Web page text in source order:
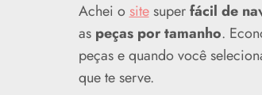
Achei ositesuperfácil de
as peças por tamanho.
peças e quando você
que te serve.